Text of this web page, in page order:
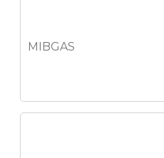
MIBGAS